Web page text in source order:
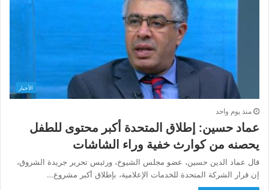
الأخبار
منذ يوم واحد
عماد حسين: إطلاق المتحدة أكبر محتوى للطفل
يحصنه من كوارث خفية وراء الشاشات
قال عماد الدين حسين، عضو مجلس الشيوخ، ورئيس تحرير جريدة الشروق،
إن قرار الشركة المتحدة للخدمات الإعلامية، بإطلاق أكبر مشروع…